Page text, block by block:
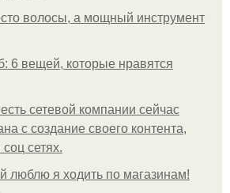
волосы, а мощный инструмент
6 вещей, которые нравятся
сетевой компании сейчас
с создание своего контента,
сетях.
люблю я ходить по магазинам!